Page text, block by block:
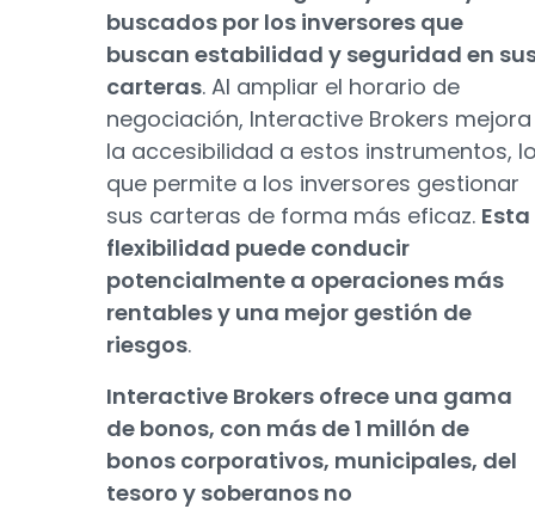
buscados por los inversores que
buscan estabilidad y seguridad en
carteras. Al ampliar el horario de
negociación, Interactive Brokers mejora
la accesibilidad a estos instrumentos,
que permite a los inversores gestionar
sus carteras de forma más eficaz. Esta
flexibilidad puede conducir
potencialmente a operaciones más
rentables y una mejor gestión de
riesgos.
Interactive Brokers ofrece una gama
de bonos, con más de 1 millón de
bonos corporativos, municipales, del
tesoro y soberanos no